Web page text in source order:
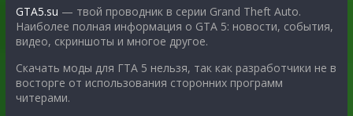
GTA5.su — твой проводник в серии Grand Theft Auto.
Наиболее полная информация о GTA 5: новости, события,
видео, скриншоты и многое другое.
Скачать моды для ГТА 5 нельзя, так как разработчики не в
восторге от использования сторонних программ
читерами.